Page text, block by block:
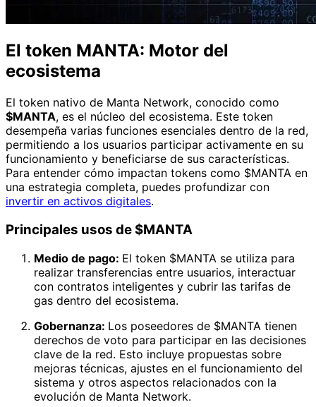
El token MANTA: Motor del
ecosistema
El token nativo de Manta Network, conocido como
$MANTA, es el núcleo del ecosistema. Este token
desempeña varias funciones esenciales dentro de la red,
permitiendo a los usuarios participar activamente en su
funcionamiento y beneficiarse de sus características.
Para entender cómo impactan tokens como $MANTA en
una estrategia completa, puedes profundizar con
invertir en activos digitales.
Principales usos de $MANTA
Medio de pago: El token $MANTA se utiliza para
realizar transferencias entre usuarios, interactuar
con contratos inteligentes y cubrir las tarifas de
gas dentro del ecosistema.
Gobernanza: Los poseedores de $MANTA tienen
derechos de voto para participar en las decisiones
clave de la red. Esto incluye propuestas sobre
mejoras técnicas, ajustes en el funcionamiento del
sistema y otros aspectos relacionados con la
evolución de Manta Network.